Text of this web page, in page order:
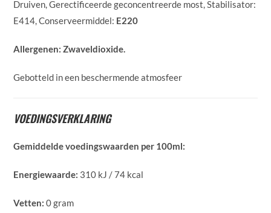
Druiven, Gerectificeerde geconcentreerde most, Stabilisator:
E414, Conserveermiddel: E220
Allergenen: Zwaveldioxide.
Gebotteld in een beschermende atmosfeer
VOEDINGSVERKLARING
Gemiddelde voedingswaarden per 100ml:
Energiewaarde: 310 kJ / 74 kcal
Vetten: 0 gram